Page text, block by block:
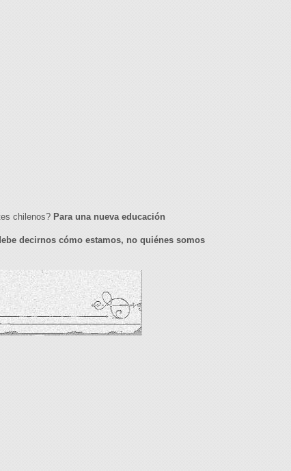
chilenos? Para una nueva educación
decirnos cómo estamos, no quiénes somos